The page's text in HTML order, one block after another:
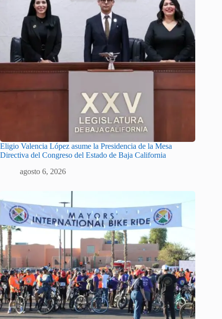
Eligio Valencia López asume la Presidencia de la Mesa
Directiva del Congreso del Estado de Baja California
agosto 6, 2026